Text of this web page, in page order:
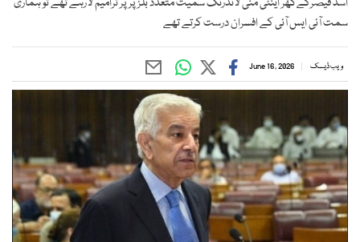
سمت آئی ایس آئی کے افسران درست کرتے تھے
ویب ڈیسک June 16, 2026